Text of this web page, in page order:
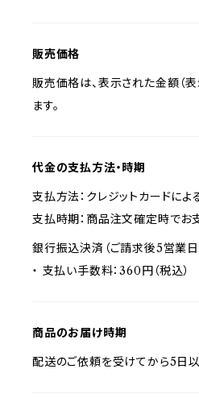
販売価格
販売価格は、表示された金額（
ます。
代金の支払方法・時期
支払方法：クレジットカードによ
支払時期：商品注文確定時でお
銀行振込決済（ご請求後5営業日
・ 支払い手数料：360円（税込）
商品のお届け時期
配送のご依頼を受けてから5日以